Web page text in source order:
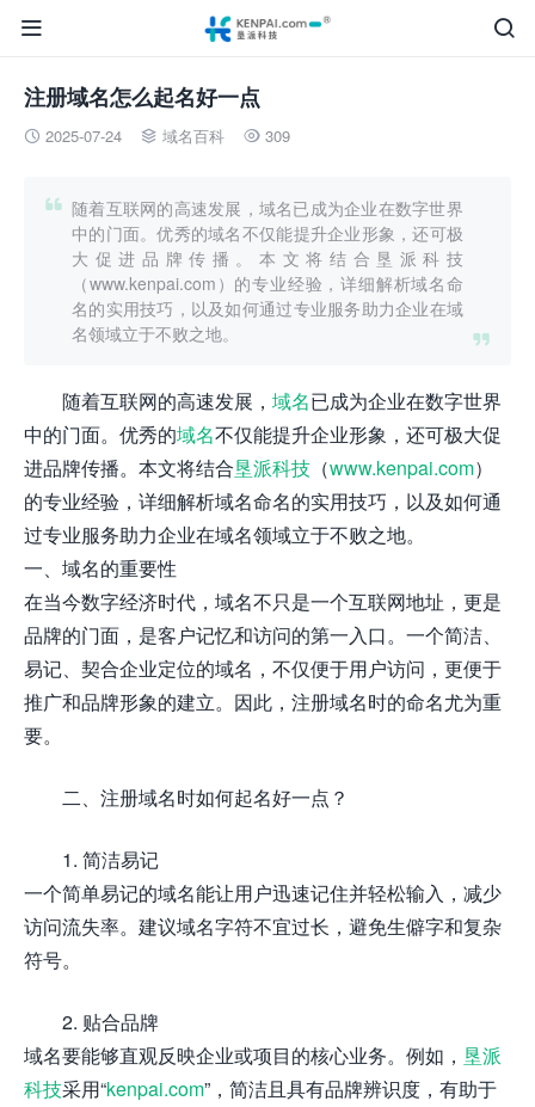


注册域名怎么起名好一点
 2025-07-24  域名百科  309


随着互联网的高速发展，域名已成为企业在数字世界
中的门面。优秀的域名不仅能提升企业形象，还可极
大促进品牌传播。本文将结合垦派科技
（www.kenpai.com）的专业经验，详细解析域名命
名的实用技巧，以及如何通过专业服务助力企业在域
名领域立于不败之地。
随着互联网的高速发展， 域名已成为企业在数字世界
中的门面。优秀的域名不仅能提升企业形象，还可极大促
进品牌传播。本文将结合垦派科技 （www.kenpai.com）
的专业经验，详细解析域名命名的实用技巧，以及如何通
过专业服务助力企业在域名领域立于不败之地。
一、域名的重要性
在当今数字经济时代，域名不只是一个互联网地址，更是
品牌的门面，是客户记忆和访问的第一入口。一个简洁、
易记、契合企业定位的域名，不仅便于用户访问，更便于
推广和品牌形象的建立。因此，注册域名时的命名尤为重
要。
二、注册域名时如何起名好一点？
1. 简洁易记
一个简单易记的域名能让用户迅速记住并轻松输入，减少
访问流失率。建议域名字符不宜过长，避免生僻字和复杂
符号。
2. 贴合品牌
域名要能够直观反映企业或项目的核心业务。例如， 垦派
科技采用“kenpai.com”，简洁且具有品牌辨识度，有助于